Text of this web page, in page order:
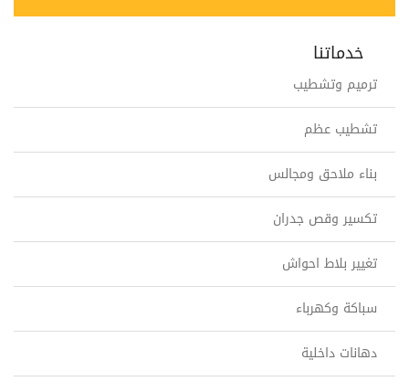
خدماتنا
ترميم وتشطيب
تشطيب عظم
بناء ملاحق ومجالس
تكسير وقص جدران
تغيير بلاط احواش
سباكة وكهرباء
دهانات داخلية